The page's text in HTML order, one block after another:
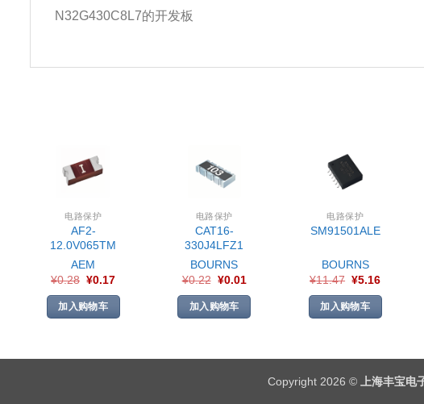
N32G430C8L7的开发板
电路保护
AF2-
12.0V065TM
AEM
¥0.28 ¥0.17
加入购物车
电路保护
CAT16-
330J4LFZ1
BOURNS
¥0.22 ¥0.01
加入购物车
电路保护
SM91501ALE
BOURNS
¥11.47 ¥5.16
加入购物车
Copyright 2026 © 上海丰宝电